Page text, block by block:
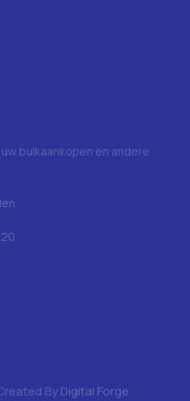
bulkaankopen en andere
ByDigital Forge